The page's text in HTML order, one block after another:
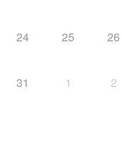
24 25 26
31 1 2